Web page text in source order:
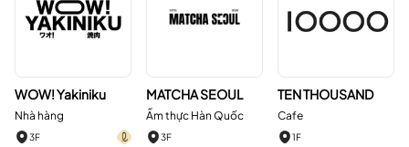
WOW! Yakiniku
Nhà hàng
3F
MATCHA SEOUL
Ẩm thực Hàn Quốc
3F
TEN THOUSAND
Cafe
1F